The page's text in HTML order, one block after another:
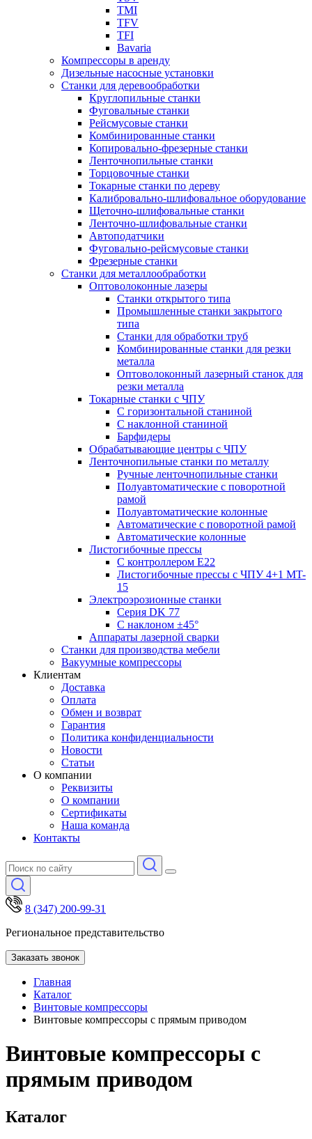
TMI
TFV
TFI
Bavaria
Компрессоры в аренду
Дизельные насосные установки
Станки для деревообработки
Круглопильные станки
Фуговальные станки
Рейсмусовые станки
Комбинированные станки
Копировально-фрезерные станки
Ленточнопильные станки
Торцовочные станки
Токарные станки по дереву
Калибровально-шлифовальное оборудование
Щеточно-шлифовальные станки
Ленточно-шлифовальные станки
Автоподатчики
Фуговально-рейсмусовые станки
Фрезерные станки
Станки для металлообработки
Оптоволоконные лазеры
Станки открытого типа
Промышленные станки закрытого
типа
Станки для обработки труб
Комбинированные станки для резки
металла
Оптоволоконный лазерный станок для
резки металла
Токарные станки с ЧПУ
С горизонтальной станиной
С наклонной станиной
Барфидеры
Обрабатывающие центры с ЧПУ
Ленточнопильные станки по металлу
Ручные ленточнопильные станки
Полуавтоматические с поворотной
рамой
Полуавтоматические колонные
Автоматические с поворотной рамой
Автоматические колонные
Листогибочные прессы
С контроллером E22
Листогибочные прессы с ЧПУ 4+1 MT-
15
Электроэрозионные станки
Серия DK 77
С наклоном ±45°
Аппараты лазерной сварки
Станки для производства мебели
Вакуумные компрессоры
Клиентам
Доставка
Оплата
Обмен и возврат
Гарантия
Политика конфиденциальности
Новости
Статьи
О компании
Реквизиты
О компании
Сертификаты
Наша команда
Контакты
8 (347) 200-99-31
Региональное представительство
Заказать звонок
Главная
Каталог
Винтовые компрессоры
Винтовые компрессоры с прямым приводом
Винтовые компрессоры с
прямым приводом
Каталог